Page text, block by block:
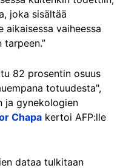
joka sisältää
aikaisessa vaiheessa
82 prosentin osuus
totuudesta",
ja gynekologien
Chapa kertoi AFP:lle
dataa tulkitaan